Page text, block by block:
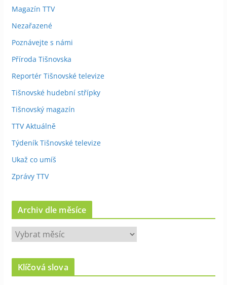
Magazín TTV
Nezařazené
Poznávejte s námi
Příroda Tišnovska
Reportér Tišnovské televize
Tišnovské hudební střípky
Tišnovský magazín
TTV Aktuálně
Týdeník Tišnovské televize
Ukaž co umíš
Zprávy TTV
Archiv dle měsíce
A
c
Klíčová slova